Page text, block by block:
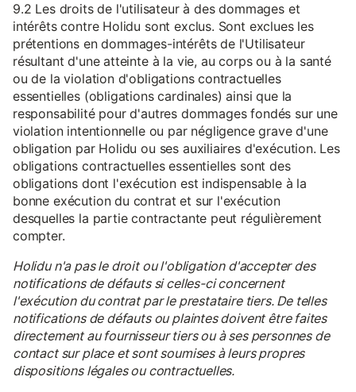
9.2 Les droits de l'utilisateur à des dommages et
intérêts contre Holidu sont exclus. Sont exclues les
prétentions en dommages-intérêts de l'Utilisateur
résultant d'une atteinte à la vie, au corps ou à la santé
ou de la violation d'obligations contractuelles
essentielles (obligations cardinales) ainsi que la
responsabilité pour d'autres dommages fondés sur une
violation intentionnelle ou par négligence grave d'une
obligation par Holidu ou ses auxiliaires d'exécution. Les
obligations contractuelles essentielles sont des
obligations dont l'exécution est indispensable à la
bonne exécution du contrat et sur l'exécution
desquelles la partie contractante peut régulièrement
compter.
Holidu n'a pas le droit ou l'obligation d'accepter des
notifications de défauts si celles-ci concernent
l'exécution du contrat par le prestataire tiers. De telles
notifications de défauts ou plaintes doivent être faites
directement au fournisseur tiers ou à ses personnes de
contact sur place et sont soumises à leurs propres
dispositions légales ou contractuelles.